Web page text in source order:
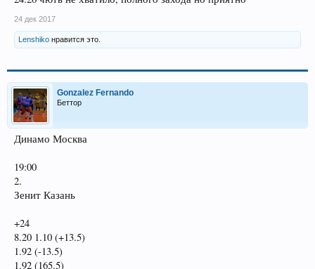
24 дек 2017
Lenshiko нравится это.
Gonzalez Fernando
Беттор
Динамо Москва
19:00
2.
Зенит Казань
+24
8.20 1.10 (+13.5)
1.92 (-13.5)
1.92 (165.5)